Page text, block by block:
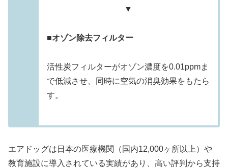
▼
■オゾン除去フィルター
活性炭フィルターがオゾン濃度を0.01ppmま
で低減させ、同時に空気の消臭効果をもたら
す。
エアドッグは日本の医療機関（国内12,000ヶ所以上）や
教育施設に導入されている実績があり、高い評判から支持